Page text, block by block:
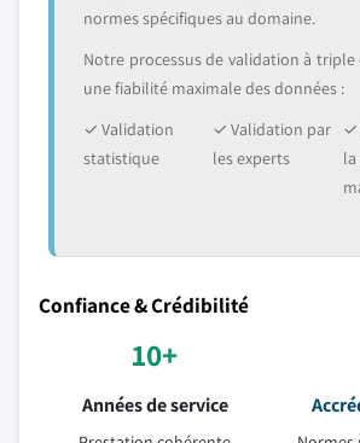
normes spécifiques au domaine.
Notre processus de validation à triple
une fiabilité maximale des données :
✓ Validation
statistique
✓ Validation par
les experts
✓
Confiance & Crédibilité
10+
Années de service